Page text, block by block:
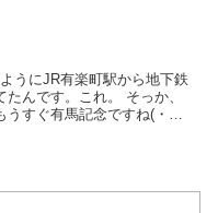
うにJR有楽町駅から地下鉄
んです。これ。 そっか、
すぐ有馬記念ですね(・